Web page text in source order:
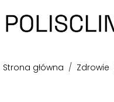
Strona główna / Zdrowie